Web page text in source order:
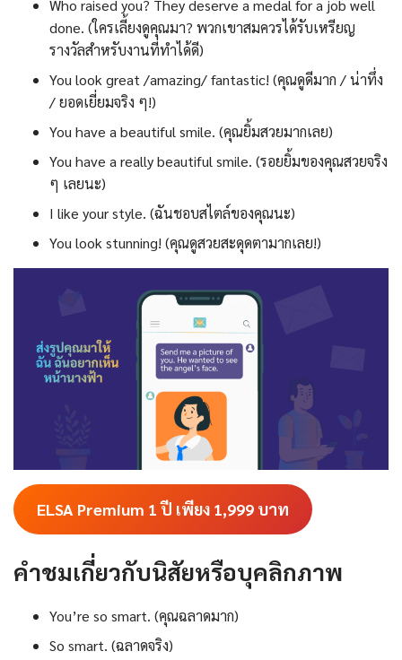
Who raised you? They deserve a medal for a job well
done. (ใครเลี้ยงดูคุณมา? พวกเขาสมควรได้รับเหรียญ
รางวัลสำหรับงานที่ทำได้ดี)
You look great /amazing/ fantastic! (คุณดูดีมาก / น่าทึ่ง
/ ยอดเยี่ยมจริง ๆ!)
You have a beautiful smile. (คุณยิ้มสวยมากเลย)
You have a really beautiful smile. (รอยยิ้มของคุณสวยจริง
ๆ เลยนะ)
I like your style. (ฉันชอบสไตล์ของคุณนะ)
You look stunning! (คุณดูสวยสะดุดตามากเลย!)
ELSA Premium 1 ปี เพียง 1,999 บาท
คำชมเกี่ยวกับนิสัยหรือบุคลิกภาพ
You’re so smart. (คุณฉลาดมาก)
So smart. (ฉลาดจริง)